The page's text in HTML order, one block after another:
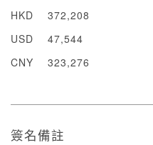
HKD
372,208
USD
47,544
CNY
323,276
簽名備註